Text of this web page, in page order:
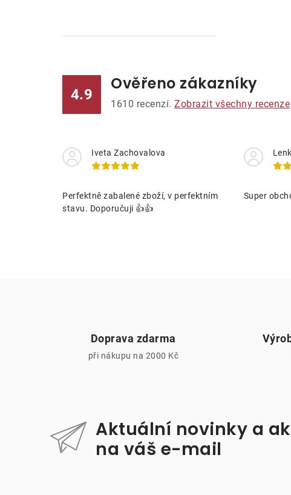
á
a
c
p
p
4.9
Ověřeno zákazníky
1610 recenzí. Zobrazit všechny recenze
Iveta Zachovalova
Perfektně zabalené zboží, v perfektním
stavu. Doporučuji 👍👍
Super
Doprava zdarma
při nákupu na 2000 Kč
Aktuální novinky a
na váš e-mail